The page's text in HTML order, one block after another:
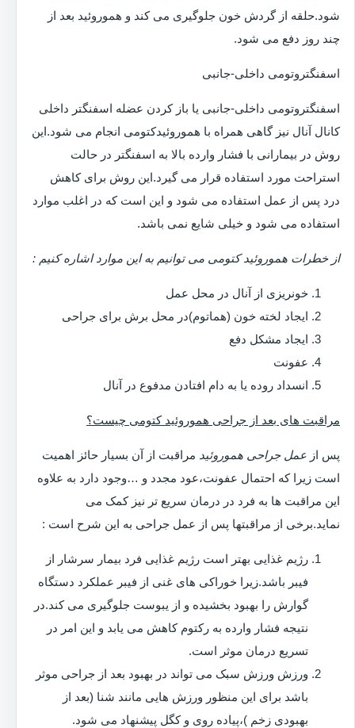
شود.حلقه از گردش خون جلوگیری می کند و هموروئید بعد از
چند روز دفع می شود.
اسفنگتروتومی داخلی-جانبی
اسفنگتروتومی داخلی-جانبی یا باز کردن عضله اسفنگتر داخلی
کانال آنال نیز گاهی همراه با هموروئیدکتومی انجام می شود.این
روش در بیمارانی با فشار وارده بالا به اسفنگتر در حالت
استراحت مورد استفاده قرار می گیرد.این روش برای کاهش
درد پس از عمل استفاده می شود و این است که در اغلب موارد
استفاده می شود و خیلی شایع نمی باشد.
از خطرات هموروئید کتومی می توانیم به این موارد اشاره کنیم :
خونریزی از آنال در محل عمل
ایجاد لخته خون (هماتوم)در محل برش برای جراحی
ایجاد مشکل دفع
عفونت
انسداد روده یا به دام افتادن مدفوع در آنال
مراقبت های بعد از جراحی هموروئید کتومی چیست؟
پس از عمل جراحی هموروئید مراقبت از آن بسیار حائز اهمیت
است زیرا که احتمال عفونت،عود مجدد و …وجود دارد به علاوه
این مراقبت ها به فرد در درمان سریع تر نیز کمک می
نماید.برخی از مراقبتها پس از عمل جراحی به این شرح است :
رژیم غذایی بهتر است رژیم غذایی فرد بیمار سرشار از
فیبر باشد.زیرا خوراکی های غنی از فیبر عملکرد دستگاه
گوارش را بهبود بخشیده و از یبوست جلوگیری می کند.در
نتیجه فشار وارده به رکتوم کاهش می یابد و این امر در
تسریع درمان موثر است.
ورزش ورزش سبک می تواند در بهبود بعد از جراحی موثر
باشد برای این منظور ورزش هایی مانند شنا (بعد از
بهبودی زخم )،پیاده روی و کگل پیشنهاد می شود.